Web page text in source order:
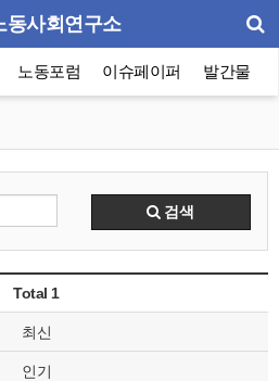
동사회연구소
노동포럼 이슈페이퍼 발간물
검색
Total 1
최신
인기